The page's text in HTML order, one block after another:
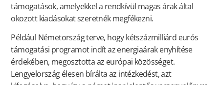
támogatások, amelyekkel a rendkívül magas árak által
okozott kiadásokat szeretnék megfékezni.
Például Németország terve, hogy kétszázmilliárd eurós
támogatási programot indít az energiaárak enyhítése
érdekében, megosztotta az európai közösséget.
Lengyelország élesen bírálta az intézkedést, azt